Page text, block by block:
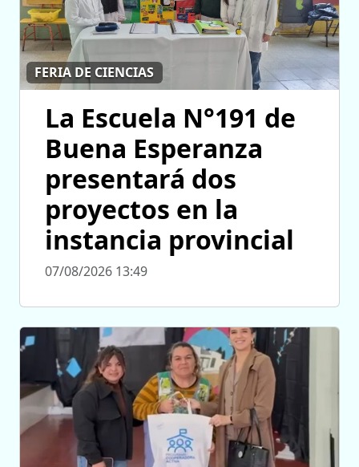
FERIA DE CIENCIAS
La Escuela N°191 de
Buena Esperanza
presentará dos
proyectos en la
instancia provincial
07/08/2026 13:49